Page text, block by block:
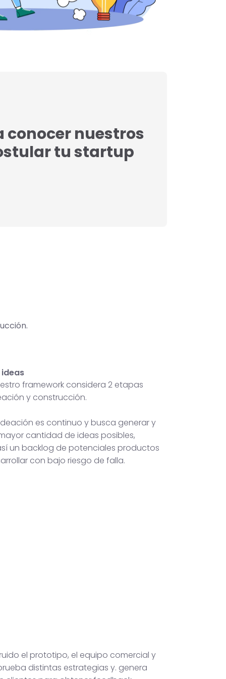
conocer nuestros
tu startup
framework considera 2 etapas
y construcción.
es continuo y busca generar y
cantidad de ideas posibles,
un backlog de potenciales productos
con bajo riesgo de falla.
el prototipo, el equipo comercial y
distintas estrategias y. genera